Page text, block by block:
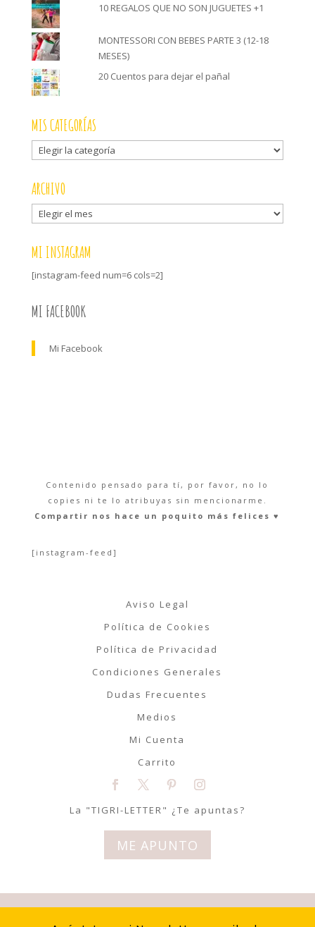
10 REGALOS QUE NO SON JUGUETES +1
MONTESSORI CON BEBES PARTE 3 (12-18
MESES)
20 Cuentos para dejar el pañal
MIS CATEGORÍAS
Mis
categorías
ARCHIVO
Archivo
MI INSTAGRAM
[instagram-feed num=6 cols=2]
MI FACEBOOK
Mi Facebook
Contenido pensado para tí, por favor, no lo
copies ni te lo atribuyas sin mencionarme.
Compartir nos hace un poquito más felices ♥︎
[instagram-feed]
Aviso Legal
Política de Cookies
Política de Privacidad
Condiciones Generales
Dudas Frecuentes
Medios
Mi Cuenta
Carrito
La "TIGRI-LETTER" ¿Te apuntas?
ME APUNTO
© Tigriteando 2020 | Todos los